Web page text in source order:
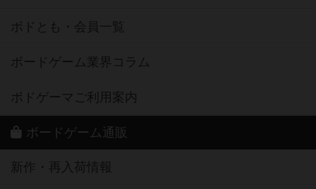
ボドとも・会員一覧
ボードゲーム業界コラム
ボドゲーマご利用案内
ボードゲーム通販
新作・再入荷情報